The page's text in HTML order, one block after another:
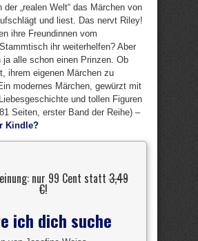
der „realen Welt“ das Märchen von
und liest. Das nervt Riley!
ihre Freundinnen vom
ihr weiterhelfen? Aber
ja alle schon einen Prinzen. Ob
ihrem eigenen Märchen zu
modernes Märchen, gewürzt mit
und tollen Figuren
Seiten, erster Band der Reihe) –
Kindle?
nur 99 Cent statt3,49
€!
ich dich suche